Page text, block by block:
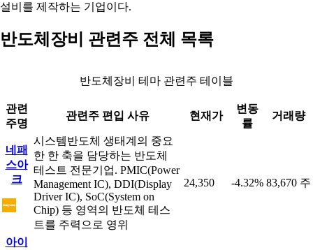
설비를 제작하는 기업이다.
반도체장비 관련주 전체 목록
반도체장비 테마 관련주 테이블
관련
주명
관련주 편입 사유 현재가
변동
률
거래량
네패
스아
크
시스템반도체 생태계의 중요
한 한 축을 담당하는 반도체
테스트 전문기업. PMIC(Power
Management IC), DDI(Display
Driver IC), SoC(System on
Chip) 등 영역의 반도체 테스
트를 주력으로 영위
24,350 -4.32% 83,670 주
아이